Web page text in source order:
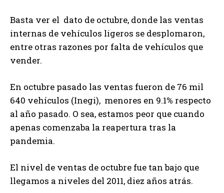
Basta ver el dato de octubre, donde las ventas
internas de vehículos ligeros se desplomaron,
entre otras razones por falta de vehículos que
vender.
En octubre pasado las ventas fueron de 76 mil
640 vehículos (Inegi), menores en 9.1% respecto
al año pasado. O sea, estamos peor que cuando
apenas comenzaba la reapertura tras la
pandemia.
El nivel de ventas de octubre fue tan bajo que
llegamos a niveles del 2011, diez años atrás.